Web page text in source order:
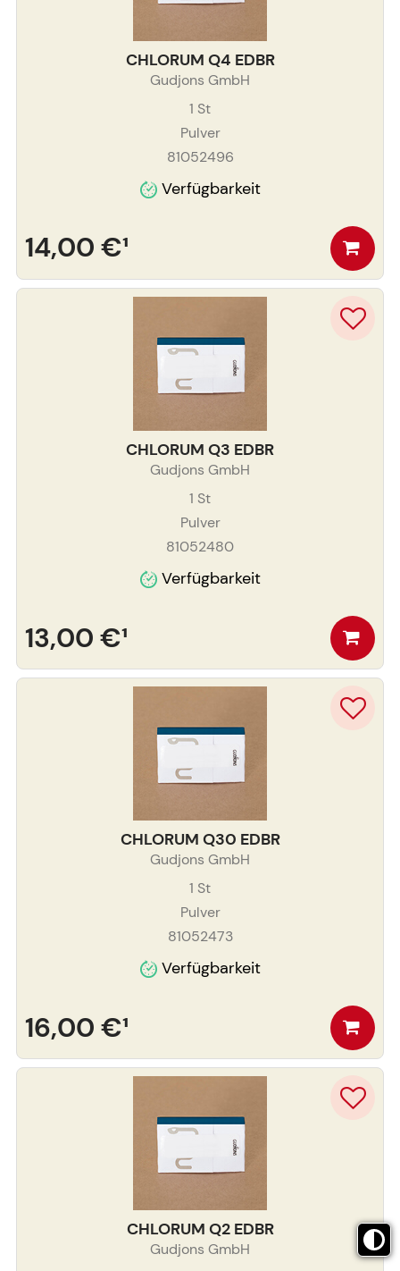
CHLORUM Q4 EDBR
Gudjons GmbH
1 St
Pulver
81052496
Verfügbarkeit
14,00 €¹
CHLORUM Q3 EDBR
Gudjons GmbH
1 St
Pulver
81052480
Verfügbarkeit
13,00 €¹
CHLORUM Q30 EDBR
Gudjons GmbH
1 St
Pulver
81052473
Verfügbarkeit
16,00 €¹
CHLORUM Q2 EDBR
Gudjons GmbH